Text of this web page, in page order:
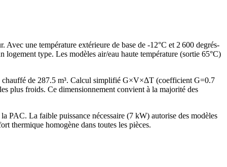
une température extérieure de base de -12°C et 2 600 degrés-
type. Les modèles air/eau haute température (sortie 65°C)
de 287.5 m³. Calcul simplifié G×V×ΔT (coefficient G=0.7
plus froids. Ce dimensionnement convient à la majorité des
PAC. La faible puissance nécessaire (7 kW) autorise des modèles
thermique homogène dans toutes les pièces.